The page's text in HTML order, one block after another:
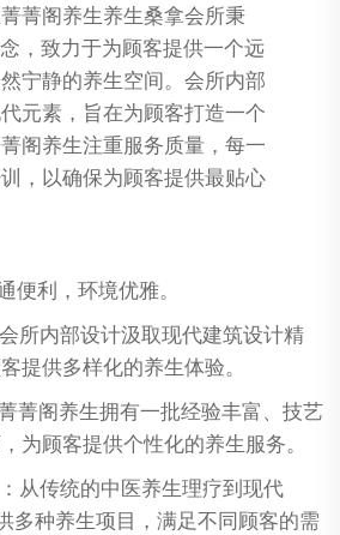
菁阁养生养生桑拿会所秉
，致力于为顾客提供一个远
宁静的养生空间。会所内部
元素，旨在为顾客打造一个
阁养生注重服务质量，每一
，以确保为顾客提供最贴心
便利，环境优雅。
所内部设计汲取现代建筑设计精
提供多样化的养生体验。
菁阁养生拥有一批经验丰富、技艺
为顾客提供个性化的养生服务。
从传统的中医养生理疗到现代
多种养生项目，满足不同顾客的需